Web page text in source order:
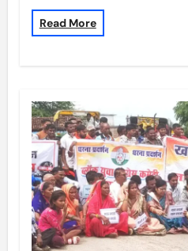
Read More